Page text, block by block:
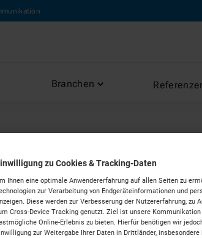
Branchen
zu Cookies & Tracking-Daten
Ihnen eine optimale Anwendererfahrung auf allen Seiten zu
zur Verarbeitung von Endgeräteinformationen und
Diese werden zur Verbesserung der Nutzererfahrung, zu
Cross-Device Tracking genutzt. Ziel ist unsere
Online-Erlebnis zu bieten. Hierfür benötigen wir
zur Weitergabe Ihrer Daten in Drittländer,